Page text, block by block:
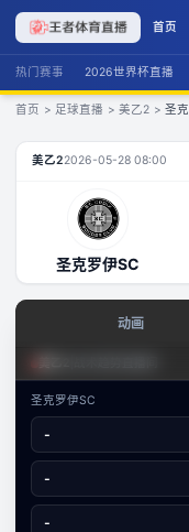
首页
热门赛事 2026世界杯直播
首页 > 足球直播 > 美乙2 > 圣
圣克罗伊SC VS明尼阿波
美乙22026-05-28 08:00
圣克罗伊SC
动画
美乙2·攻防态势
圣克罗伊SC
1
圣克罗伊SC
-
-
-